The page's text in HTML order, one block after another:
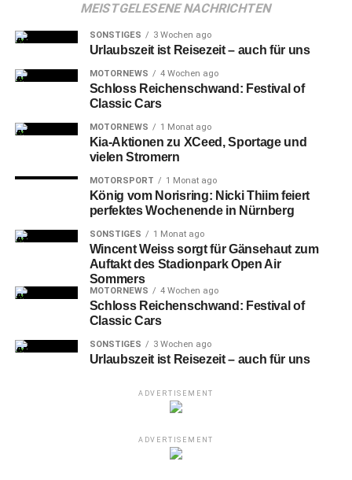
MEISTGELESENE NACHRICHTEN
SONSTIGES 3 Wochen ago
Urlaubszeit ist Reisezeit – auch für uns
MOTORNEWS 4 Wochen ago
Schloss Reichenschwand: Festival of
Classic Cars
MOTORNEWS 1 Monat ago
Kia-Aktionen zu XCeed, Sportage und
vielen Stromern
MOTORSPORT 1 Monat ago
König vom Norisring: Nicki Thiim feiert
perfektes Wochenende in Nürnberg
SONSTIGES 1 Monat ago
Wincent Weiss sorgt für Gänsehaut zum
Auftakt des Stadionpark Open Air
Sommers
MOTORNEWS 4 Wochen ago
Schloss Reichenschwand: Festival of
Classic Cars
SONSTIGES 3 Wochen ago
Urlaubszeit ist Reisezeit – auch für uns
ADVERTISEMENT
ADVERTISEMENT